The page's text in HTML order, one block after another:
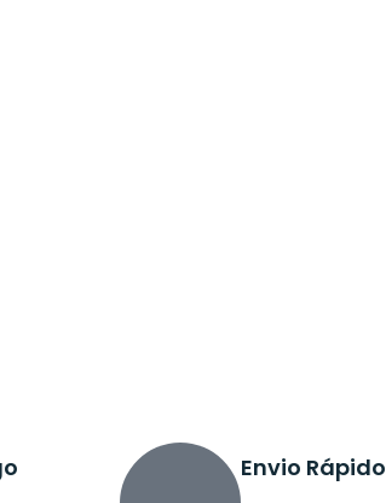
Envio Rápido